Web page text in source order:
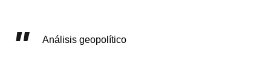
Análisis geopolítico